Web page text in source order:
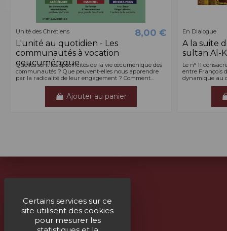
Certains services sur ce
site utilisent des cookies
pour mesurer les
Unité des Chrétiens 8,00 €
L'unité au quotidien - Les
communautés à vocation
oeucuménique
Quelles sont les spécificités de la vie œcuménique des
communautés ? Que peuvent-elles nous apprendre
par la radicalité de leur engagement ? Comment...
Ajouter au panier
En Dialogue
A la suite
sultan Al-
Le n° 11
entre François
dynamique au
Livraison
Mentions légales